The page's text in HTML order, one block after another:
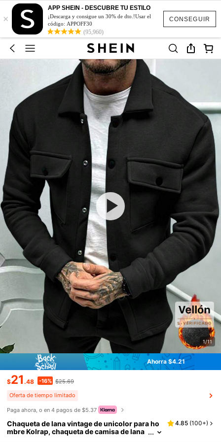
CONSEGUIR
×
APP SHEIN - DESCUBRE TU ESTILO
¡Descarga y consigue un 30% de dto.!Usar el
código: APPOFF30
(95,960)
1/11
Ahorra $4.21
$21 .48 -16% $25.69
Oferta de tiempo limitado
Paga ahora, o en 4 pagos de $5.37
Chaqueta de lana vintage de unicolor para ho
mbre Kolrap, chaqueta de camisa de lana
4.85 (100+)